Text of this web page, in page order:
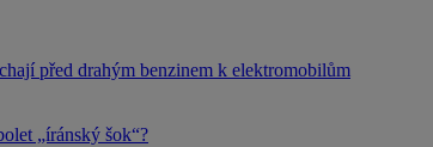
před drahým benzinem k elektromobilům
„íránský šok“?